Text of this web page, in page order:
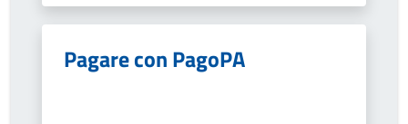
Pagare con PagoPA